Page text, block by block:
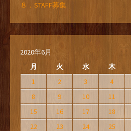
８．STAFF募集
2020年6月
月
火 水 木
1 2 3 4
8
9 10 11
15
16 17 18
22
23 24 25